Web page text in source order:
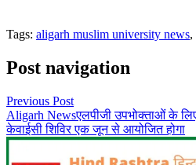
Tags: aligarh muslim university news,
Post navigation
Previous Post
Aligarh Newsएलपीजी उपभोक्ताओं के
केवाईसी शिविर एक जून से आयोजित होगा